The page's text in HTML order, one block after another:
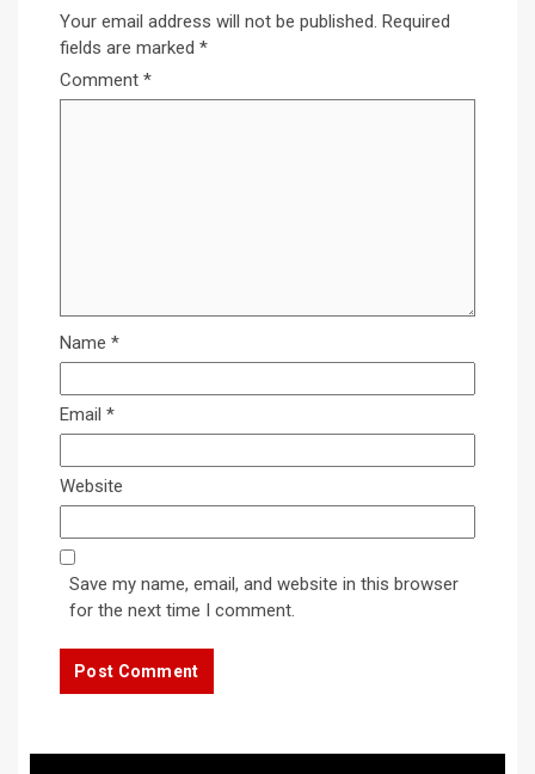
Your email address will not be published. Required
fields are marked *
Comment *
Name *
Email *
Website
Save my name, email, and website in this browser
for the next time I comment.